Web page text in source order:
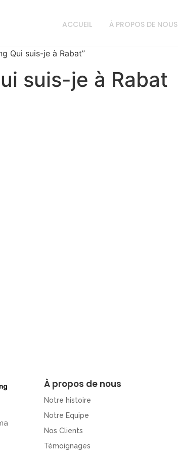
ACCUEIL À PROPOS DE NOUS
Qui suis-je à Rabat”
suis-je à Rabat
À propos de nous
Notre histoire
Notre Equipe
Nos Clients
Témoignages